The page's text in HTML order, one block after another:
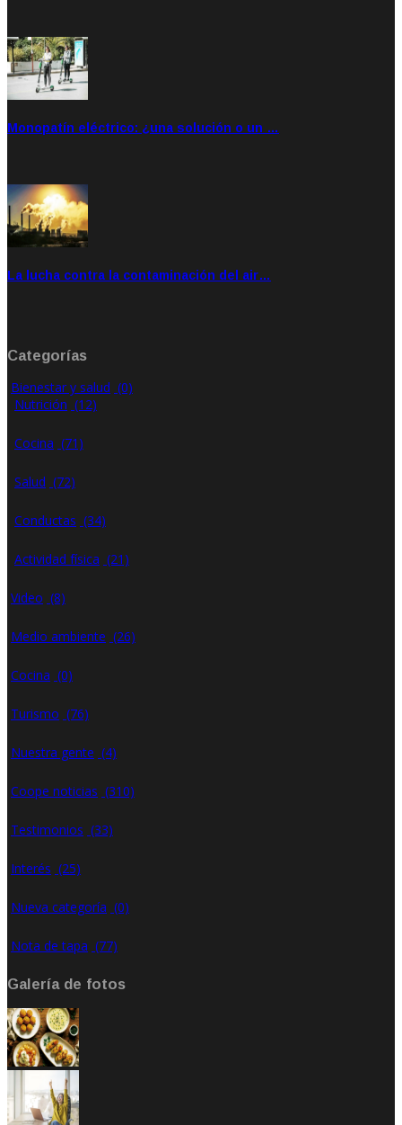
Monopatín eléctrico: ¿una solución o un …
La lucha contra la contaminación del air…
Categorías
Bienestar y salud (0)
Nutrición (12)
Cocina (71)
Salud (72)
Conductas (34)
Actividad física (21)
Video (8)
Medio ambiente (26)
Cocina (0)
Turismo (76)
Nuestra gente (4)
Coope noticias (310)
Testimonios (33)
Interés (25)
Nueva categoría (0)
Nota de tapa (77)
Galería de fotos